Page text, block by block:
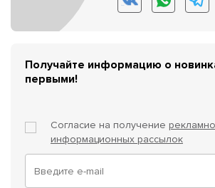
Получайте информацию о
первыми!
Согласие на получение
информационных рассылок